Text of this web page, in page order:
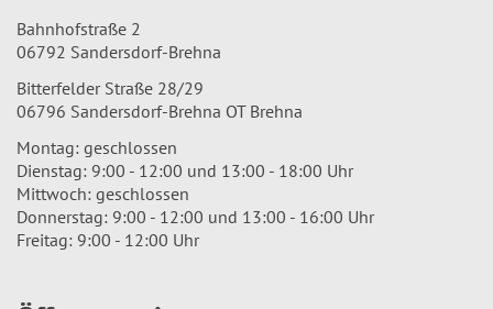
Bahnhofstraße 2
06792 Sandersdorf-Brehna
Bitterfelder Straße 28/29
06796 Sandersdorf-Brehna OT Brehna
Montag: geschlossen
Dienstag: 9:00 - 12:00 und 13:00 - 18:00 Uhr
Mittwoch: geschlossen
Donnerstag: 9:00 - 12:00 und 13:00 - 16:00 Uhr
Freitag: 9:00 - 12:00 Uhr